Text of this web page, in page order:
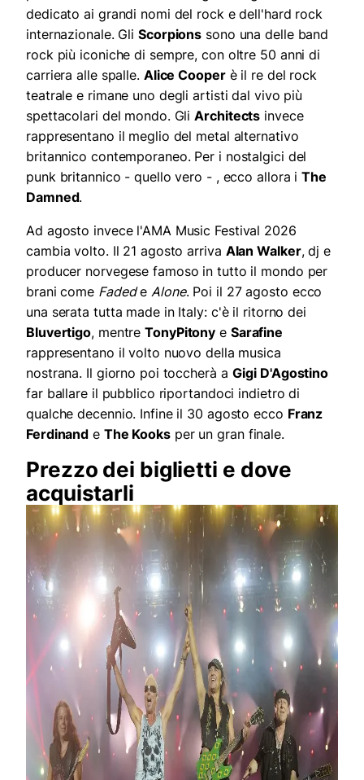
dedicato ai grandi nomi del rock e dell'hard rock
internazionale. Gli Scorpions sono una delle band
rock più iconiche di sempre, con oltre 50 anni di
carriera alle spalle. Alice Cooperè il re del rock
teatrale e rimane uno degli artisti dal vivo più
spettacolari del mondo. GliArchitects invece
rappresentano il meglio del metal alternativo
britannico contemporaneo. Per i nostalgici del
punk britannico - quello vero - , ecco allora iThe
Damned.
Ad agosto invece l'AMA Music Festival 2026
cambia volto. Il 21 agosto arriva Alan Walker, dj e
producer norvegese famoso in tutto il mondo per
brani come Fadede Alone. Poi il 27 agosto ecco
una serata tutta made in Italy: c'è il ritorno dei
Bluvertigo, mentreTonyPitony e Sarafine
rappresentano il volto nuovo della musica
nostrana. Il giorno poi toccherà a Gigi D'Agostino
far ballare il pubblico riportandoci indietro di
qualche decennio. Infine il 30 agosto ecco Franz
Ferdinand e The Kooksper un gran finale.
Prezzo dei biglietti e dove
acquistarli